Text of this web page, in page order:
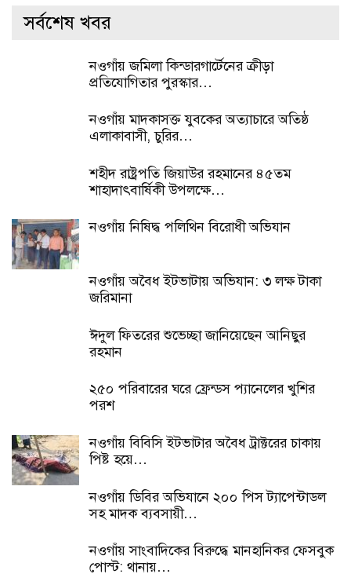
সর্বশেষ খবর
নওগাঁয় জমিলা কিন্ডারগার্টেনের ক্রীড়া
প্রতিযোগিতার পুরস্কার…
নওগাঁয় মাদকাসক্ত যুবকের অত্যাচারে অতিষ্ঠ
এলাকাবাসী, চুরির…
শহীদ রাষ্ট্রপতি জিয়াউর রহমানের ৪৫তম
শাহাদাৎবার্ষিকী উপলক্ষে…
নওগাঁয় নিষিদ্ধ পলিথিন বিরোধী অভিযান
নওগাঁয় অবৈধ ইটভাটায় অভিযান: ৩ লক্ষ টাকা
জরিমানা
ঈদুল ফিতরের শুভেচ্ছা জানিয়েছেন আনিছুর
রহমান
২৫০ পরিবারের ঘরে ফ্রেন্ডস প্যানেলের খুশির
পরশ
নওগাঁয় বিবিসি ইটভাটার অবৈধ ট্রাক্টরের চাকায়
পিষ্ট হয়ে…
নওগাঁয় ডিবির অভিযানে ২০০ পিস ট্যাপেন্টাডল
সহ মাদক ব্যবসায়ী…
নওগাঁয় সাংবাদিকের বিরুদ্ধে মানহানিকর ফেসবুক
পোস্ট: থানায়…